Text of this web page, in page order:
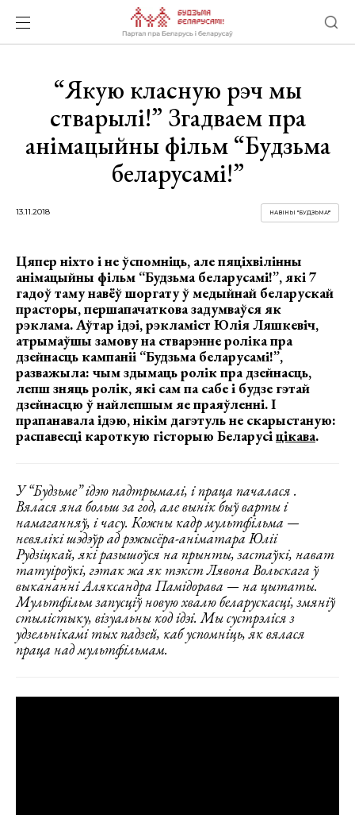
“Якую класную рэч мы
стварылі!” Згадваем пра
анімацыйны фільм “Будзьма
беларусамі!”
13.11.2018 НАВІНЫ "БУДЗЬМА!"
Цяпер ніхто і не ўспомніць, але пяціхвілінны
анімацыйны фільм “Будзьма беларусамі!”, які 7
гадоў таму навёў шоргату ў медыйнай беларускай
прасторы, першапачаткова задумваўся як
рэклама. Аўтар ідэі, рэкламіст Юлія Ляшкевіч,
атрымаўшы замову на стварэнне роліка пра
дзейнасць кампаніі “Будзьма беларусамі!”,
разважыла: чым здымаць ролік пра дзейнасць,
лепш зняць ролік, які сам па сабе і будзе гэтай
дзейнасцю ў найлепшым яе праяўленні. І
прапанавала ідэю, нікім дагэтуль не скарыстаную:
распавесці кароткую гісторыю Беларусіцікава.
У “Будзьме” ідэю падтрымалі, і праца пачалася .
Вялася яна больш за год, але вынік быў варты і
намаганняў, і часу. Кожны кадр мультфільма —
невялікі шэдэўр ад рэжысёра-аніматара Юліі
Рудзіцкай, які разышоўся на прынты, застаўкі, нават
татуіроўкі, гэтак жа як тэкст Лявона Вольскага ў
выкананні Аляксандра Памідорава — на цытаты.
Мультфільм запусціў новую хвалю беларускасці, змяніў
стылістыку, візуальны код ідэі. Мы сустрэліся з
удзельнікамі тых падзей, каб успомніць, як вялася
праца над мультфільмам.